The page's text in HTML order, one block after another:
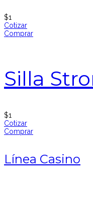
$1
Cotizar
Comprar
Silla
$1
Cotizar
Comprar
Línea Casino